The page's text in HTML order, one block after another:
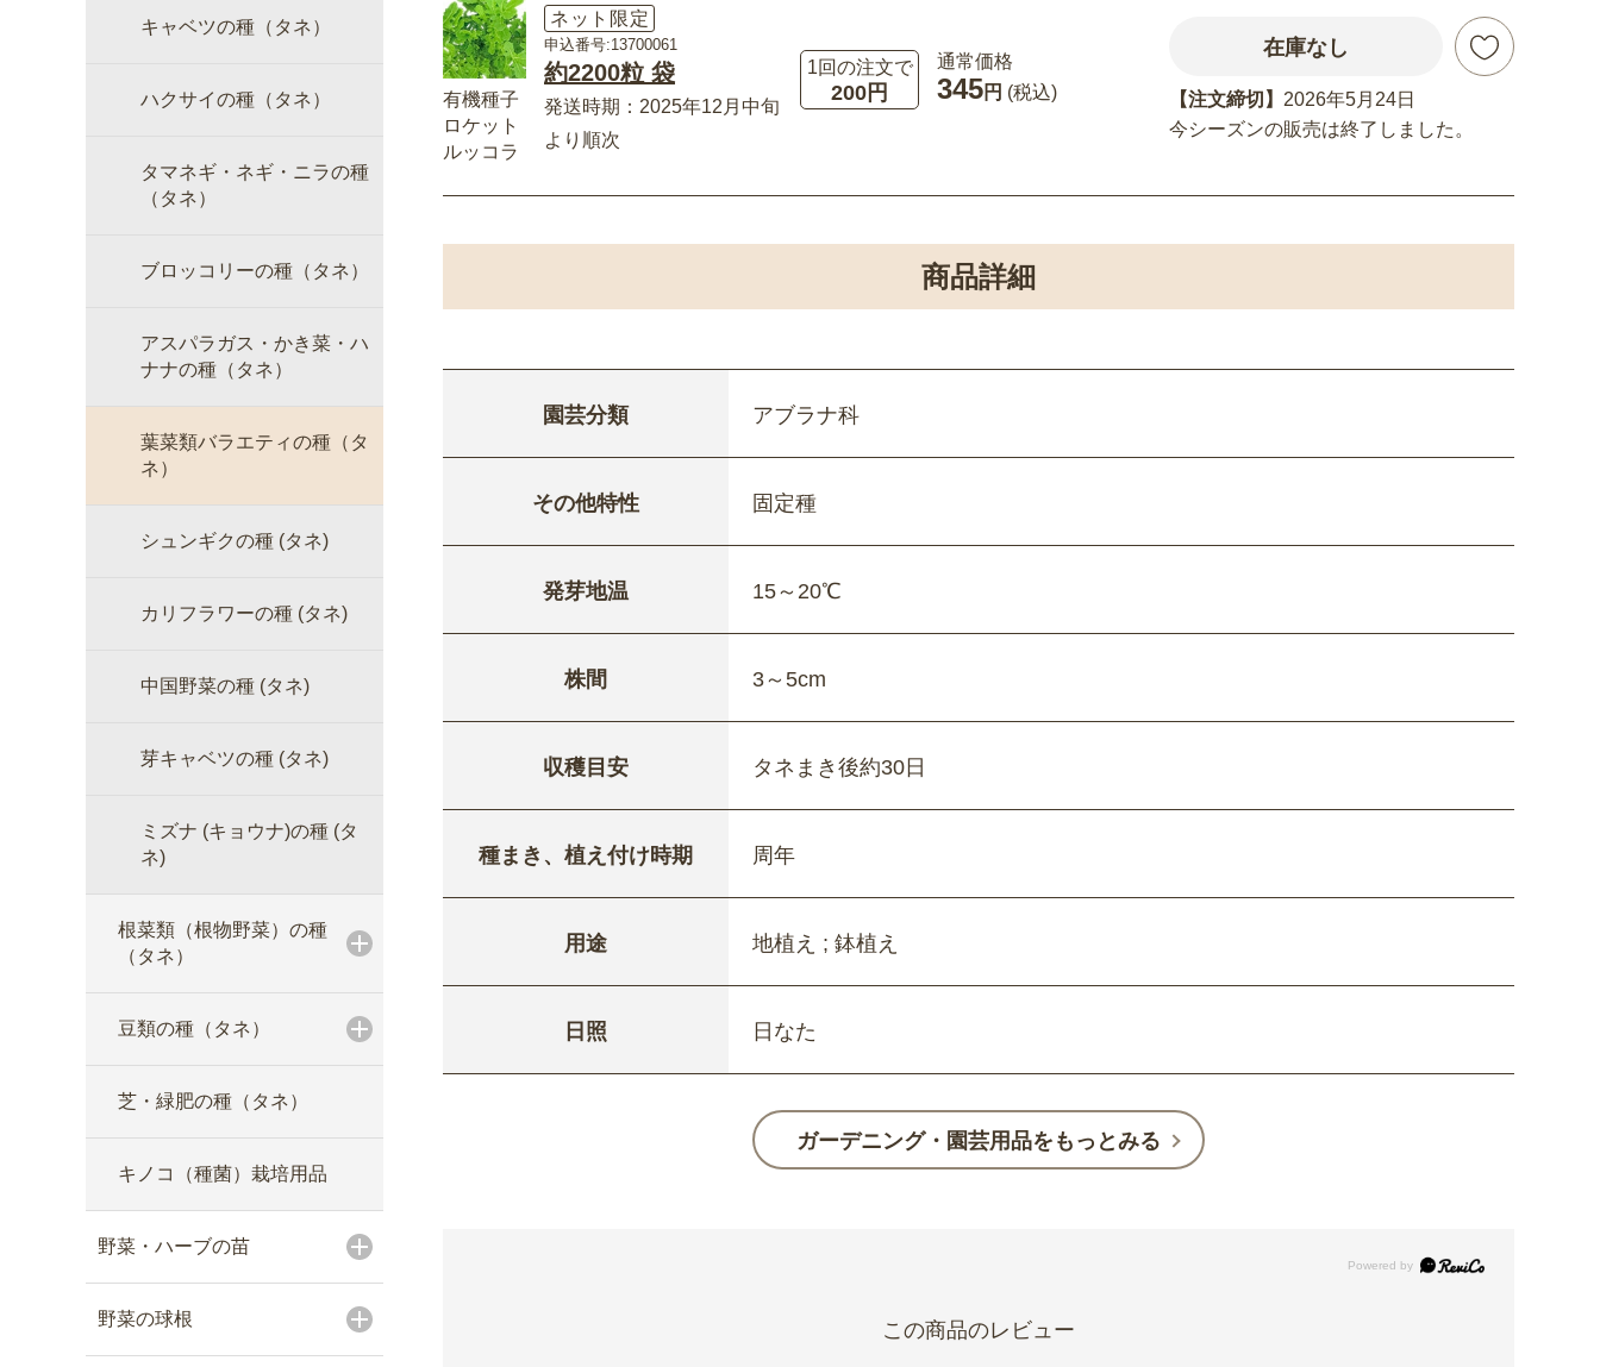
キャベツの種（タネ）
ハクサイの種（タネ）
タマネギ・ネギ・ニラの種
（タネ）
ブロッコリーの種（タネ）
アスパラガス・かき菜・ハ
ナナの種（タネ）
葉菜類バラエティの種（タ
ネ）
シュンギクの種 (タネ)
カリフラワーの種 (タネ)
中国野菜の種 (タネ)
芽キャベツの種 (タネ)
ミズナ (キョウナ)の種 (タ
ネ)
根菜類（根物野菜）の種
（タネ）
豆類の種（タネ）
芝・緑肥の種（タネ）
キノコ（種菌）栽培用品
野菜・ハーブの苗
野菜の球根
有機種子
ロケット
ルッコラ
ネット限定
申込番号:13700061
約2200粒 袋
発送時期：2025年12月中旬
より順次
1回の注文で
200円
通常価格
345円 (税込)
在庫なし
【注文締切】 2026年5月24日
今シーズンの販売は終了しました。
商品詳細
園芸分類 アブラナ科
その他特性 固定種
発芽地温 15～20℃
株間 3～5cm
収穫目安 タネまき後約30日
種まき、植え付け時期 周年
用途 地植え ; 鉢植え
日照 日なた
ガーデニング・園芸用品をもっとみる